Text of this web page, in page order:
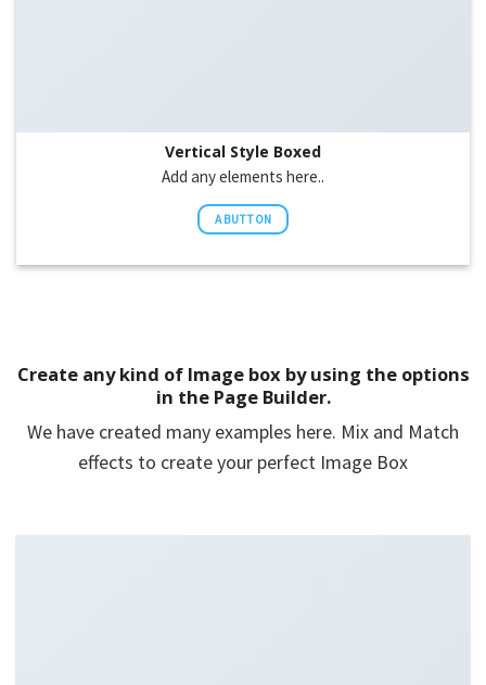
Vertical Style Boxed
Add any elements here..
A BUTTON
Create any kind of Image box by using the options
in the Page Builder.
We have created many examples here. Mix and Match
effects to create your perfect Image Box